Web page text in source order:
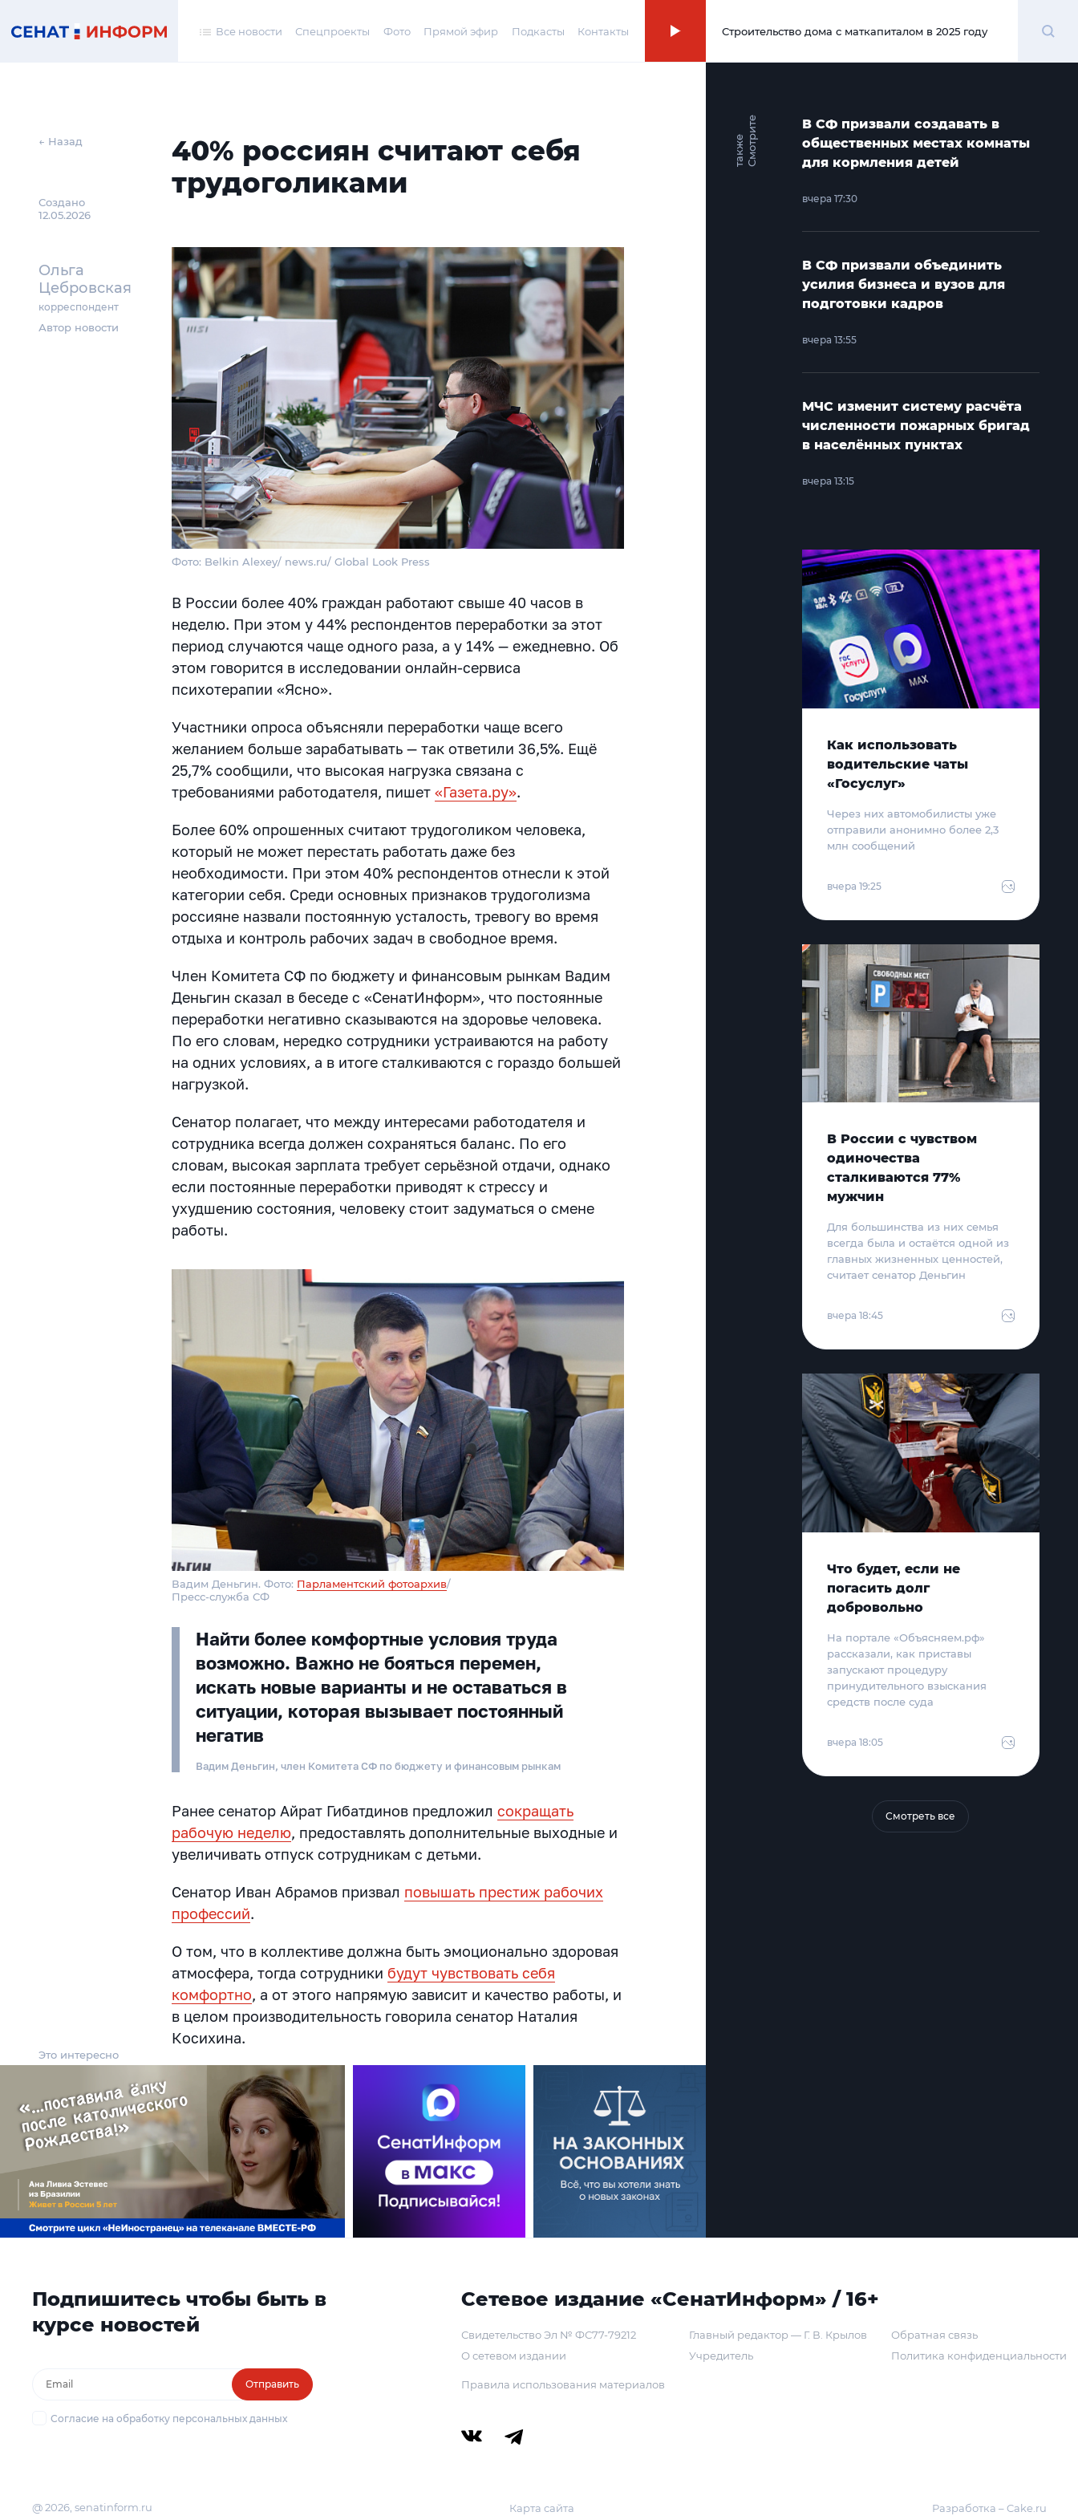
Все новости Спецпроекты Фото Прямой эфир Подкасты Контакты 00:00
Строительство дома с маткапиталом в 2025 году
← Назад
Создано
12.05.2026
Ольга
Цебровская
корреспондент
Автор новости
40% россиян считают себя
трудоголиками
Фото: Belkin Alexey/ news.ru/ Global Look Press
В России более 40% граждан работают свыше 40 часов в
неделю. При этом у 44% респондентов переработки за этот
период случаются чаще одного раза, а у 14% — ежедневно. Об
этом говорится в исследовании онлайн-сервиса
психотерапии «Ясно».
Участники опроса объясняли переработки чаще всего
желанием больше зарабатывать — так ответили 36,5%. Ещё
25,7% сообщили, что высокая нагрузка связана с
требованиями работодателя, пишет«Газета.ру».
Более 60% опрошенных считают трудоголиком человека,
который не может перестать работать даже без
необходимости. При этом 40% респондентов отнесли к этой
категории себя. Среди основных признаков трудоголизма
россияне назвали постоянную усталость, тревогу во время
отдыха и контроль рабочих задач в свободное время.
Член Комитета СФ по бюджету и финансовым рынкам Вадим
Деньгин сказал в беседе с «СенатИнформ», что постоянные
переработки негативно сказываются на здоровье человека.
По его словам, нередко сотрудники устраиваются на работу
на одних условиях, а в итоге сталкиваются с гораздо большей
нагрузкой.
Сенатор полагает, что между интересами работодателя и
сотрудника всегда должен сохраняться баланс. По его
словам, высокая зарплата требует серьёзной отдачи, однако
если постоянные переработки приводят к стрессу и
ухудшению состояния, человеку стоит задуматься о смене
работы.
Вадим Деньгин. Фото: Парламентский фотоархив/
Пресс-служба СФ
Найти более комфортные условия труда
возможно. Важно не бояться перемен,
искать новые варианты и не оставаться в
ситуации, которая вызывает постоянный
негатив
Вадим Деньгин, член Комитета СФ по бюджету и финансовым рынкам
Ранее сенатор Айрат Гибатдинов предложилсокращать
рабочую неделю, предоставлять дополнительные выходные и
увеличивать отпуск сотрудникам с детьми.
Сенатор Иван Абрамов призвал повышать престиж рабочих
профессий.
О том, что в коллективе должна быть эмоционально здоровая
атмосфера, тогда сотрудники будут чувствовать себя
комфортно, а от этого напрямую зависит и качество работы, и
в целом производительность говорила сенатор Наталия
Косихина.
Это интересно
С
м
о
т
р и
т
е
т
а
к
ж
е
В СФ призвали создавать в
общественных местах комнаты
для кормления детей
вчера 17:30
В СФ призвали объединить
усилия бизнеса и вузов для
подготовки кадров
вчера 13:55
МЧС изменит систему расчёта
численности пожарных бригад
в населённых пунктах
вчера 13:15
Как использовать
водительские чаты
«Госуслуг»
Через них автомобилисты уже
отправили анонимно более 2,3
млн сообщений
вчера 19:25
В России с чувством
одиночества
сталкиваются 77%
мужчин
Для большинства из них семья
всегда была и остаётся одной из
главных жизненных ценностей,
считает сенатор Деньгин
вчера 18:45
Что будет, если не
погасить долг
добровольно
На портале «Объясняем.рф»
рассказали, как приставы
запускают процедуру
принудительного взыскания
средств после суда
вчера 18:05
Смотреть все
Подпишитесь чтобы быть в
курсе новостей
Отправить
Согласие на обработку персональных данных
Сетевое издание «СенатИнформ» / 16+
Свидетельство Эл № ФС77-79212
О сетевом издании
Главный редактор — Г. В. Крылов
Учредитель
Обратная связь
Политика конфиденциальности
Правила использования материалов
@ 2026, senatinform.ru Карта сайта Разработка – Cake.ru